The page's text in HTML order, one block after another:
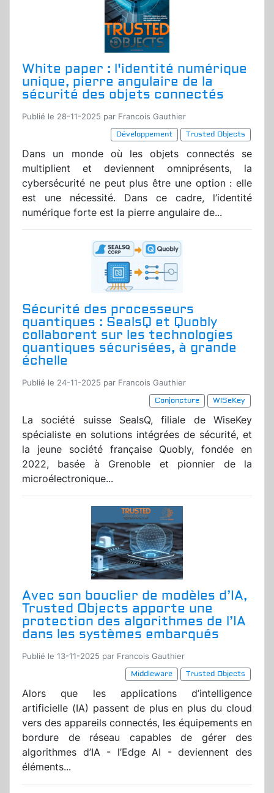
White paper : l'identité numérique
unique, pierre angulaire de la
sécurité des objets connectés
Publié le 28-11-2025 par Francois Gauthier
Développement
Trusted Objects
Dans un monde où les objets connectés se
multiplient et deviennent omniprésents, la
cybersécurité ne peut plus être une option : elle
est une nécessité. Dans ce cadre, l’identité
numérique forte est la pierre angulaire de...
Sécurité des processeurs
quantiques : SealsQ et Quobly
collaborent sur les technologies
quantiques sécurisées, à grande
échelle
Publié le 24-11-2025 par Francois Gauthier
Conjoncture
WISeKey
La société suisse SealsQ, filiale de WiseKey
spécialiste en solutions intégrées de sécurité, et
la jeune société française Quobly, fondée en
2022, basée à Grenoble et pionnier de la
microélectronique...
Avec son bouclier de modèles d’IA,
Trusted Objects apporte une
protection des algorithmes de l’IA
dans les systèmes embarqués
Publié le 13-11-2025 par Francois Gauthier
Middleware
Trusted Objects
Alors que les applications d’intelligence
artificielle (IA) passent de plus en plus du cloud
vers des appareils connectés, les équipements en
bordure de réseau capables de gérer des
algorithmes d’IA - l’Edge AI - deviennent des
éléments...